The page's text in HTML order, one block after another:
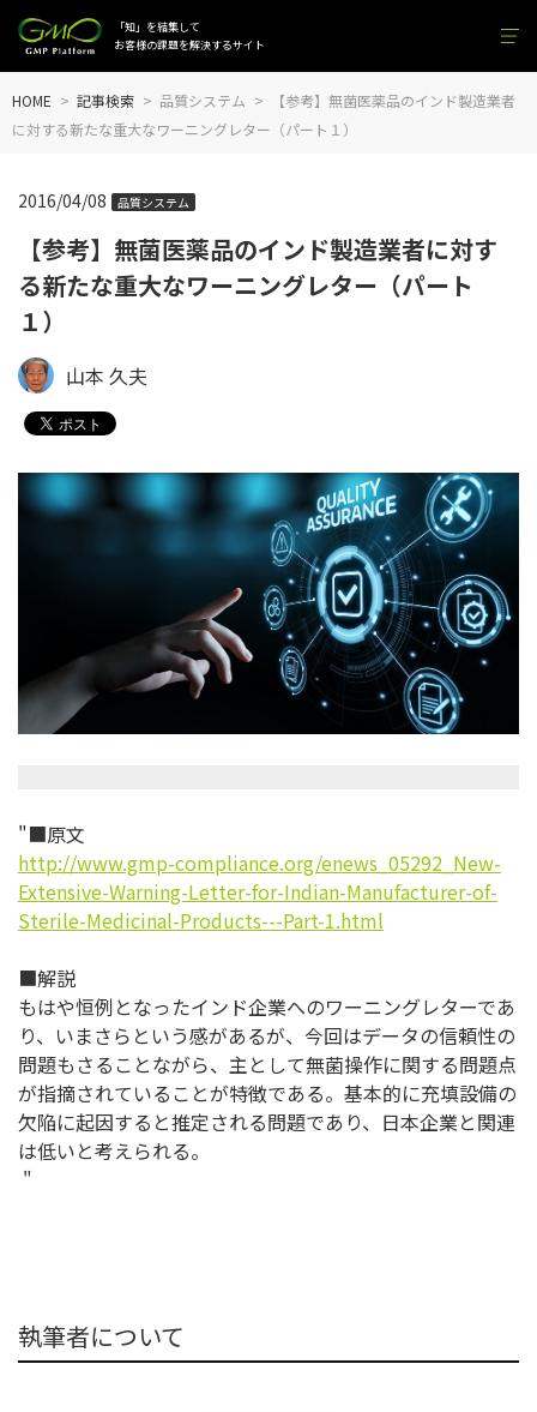
「知」を結集して
お客様の課題を解決するサイト
HOME 記事検索 品質システム
【参考】無菌医薬品のインド製造業者
に対する新たな重大なワーニングレター（パート１）
【参考】無菌医薬品のインド製造業者に対す
る新たな重大なワーニングレター（パート
１）
2016/04/08 品質システム
山本 久夫
"■原文
http://www.gmp-compliance.org/enews_05292_New-
Extensive-Warning-Letter-for-Indian-Manufacturer-of-
Sterile-Medicinal-Products---Part-1.html
■解説
もはや恒例となったインド企業へのワーニングレターであ
り、いまさらという感があるが、今回はデータの信頼性の
問題もさることながら、主として無菌操作に関する問題点
が指摘されていることが特徴である。基本的に充填設備の
欠陥に起因すると推定される問題であり、日本企業と関連
は低いと考えられる。
"
執筆者について